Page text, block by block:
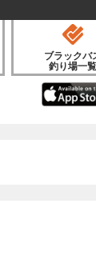
ブラックバ
釣り場一覧